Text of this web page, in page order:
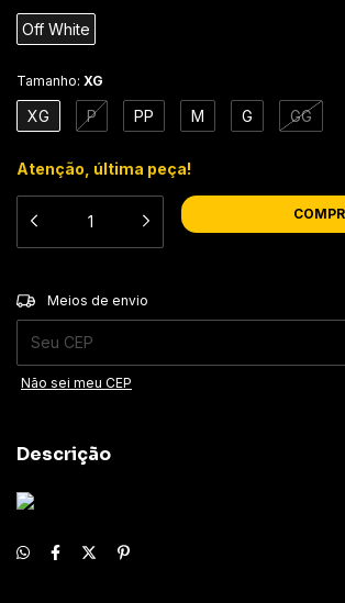
Off White
Tamanho: XG
XG P PP M G GG
Atenção, última peça!
Entregas para o CEP:
Meios de envio
Não sei meu CEP
Descrição